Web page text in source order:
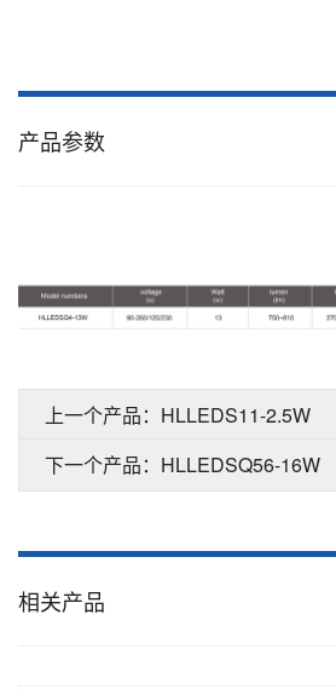
产品参数
上一个产品：HLLEDS11-2.5W
下一个产品：HLLEDSQ56-16W
相关产品